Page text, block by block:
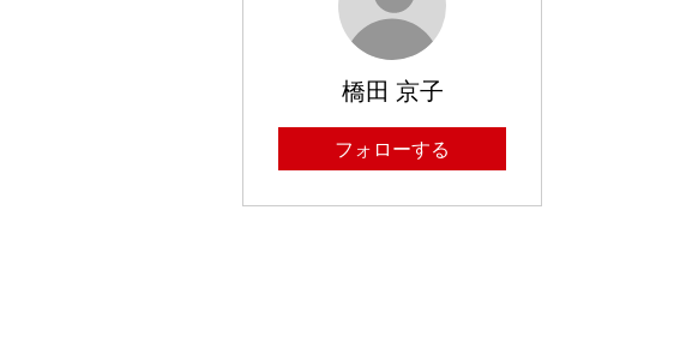
橋田 京子
フォローする